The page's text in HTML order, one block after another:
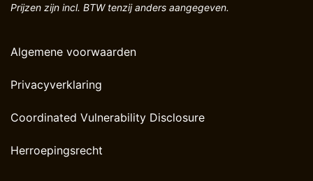
Prijzen zijn incl. BTW tenzij anders aangegeven.
Algemene voorwaarden
Privacyverklaring
Coordinated Vulnerability Disclosure
Herroepingsrecht